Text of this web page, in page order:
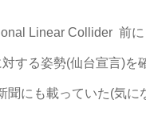
Linear Collider 前
する姿勢(仙台宣言)
聞にも載っていた(気に